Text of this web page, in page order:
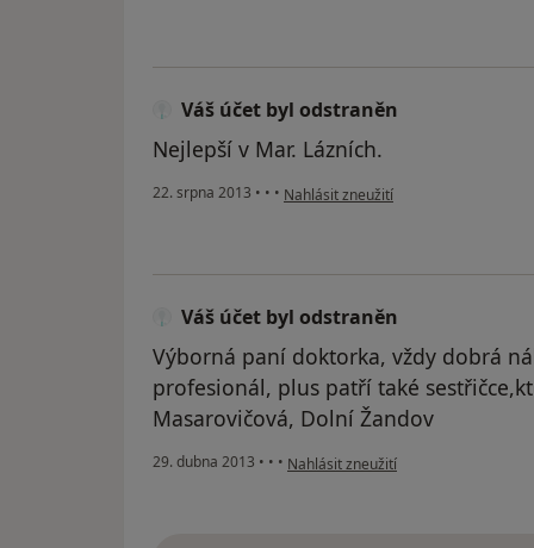
Váš účet byl odstraněn
Nejlepší v Mar. Lázních.
22. srpna 2013 • • • podle názoru uživatele Váš účet byl
Nahlásit zneužití
Váš účet byl odstraněn
Výborná paní doktorka, vždy dobrá
profesionál, plus patří také
Masarovičová, Dolní Žandov
29. dubna 2013 • • • podle názoru uživatele Váš účet byl
Nahlásit zneužití